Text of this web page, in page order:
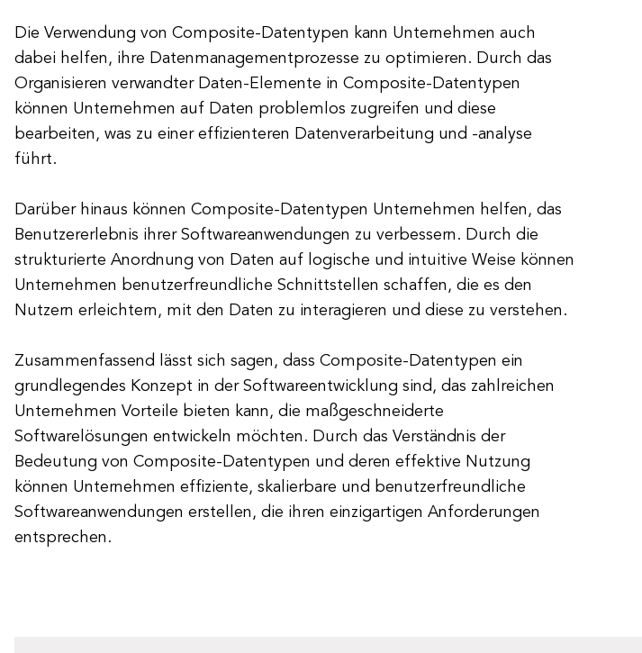
Die Verwendung von Composite-Datentypen kann Unternehmen auch
dabei helfen, ihre Datenmanagementprozesse zu optimieren. Durch das
Organisieren verwandter Daten-Elemente in Composite-Datentypen
können Unternehmen auf Daten problemlos zugreifen und diese
bearbeiten, was zu einer effizienteren Datenverarbeitung und -analyse
führt.
Darüber hinaus können Composite-Datentypen Unternehmen helfen, das
Benutzererlebnis ihrer Softwareanwendungen zu verbessern. Durch die
strukturierte Anordnung von Daten auf logische und intuitive Weise können
Unternehmen benutzerfreundliche Schnittstellen schaffen, die es den
Nutzern erleichtern, mit den Daten zu interagieren und diese zu verstehen.
Zusammenfassend lässt sich sagen, dass Composite-Datentypen ein
grundlegendes Konzept in der Softwareentwicklung sind, das zahlreichen
Unternehmen Vorteile bieten kann, die maßgeschneiderte
Softwarelösungen entwickeln möchten. Durch das Verständnis der
Bedeutung von Composite-Datentypen und deren effektive Nutzung
können Unternehmen effiziente, skalierbare und benutzerfreundliche
Softwareanwendungen erstellen, die ihren einzigartigen Anforderungen
entsprechen.